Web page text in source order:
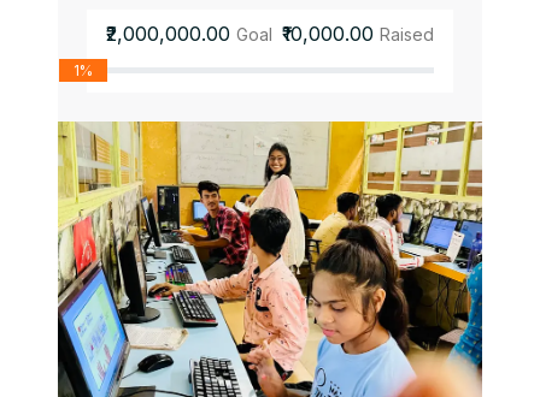
₹2,000,000.00 Goal ₹10,000.00 Raised
1%